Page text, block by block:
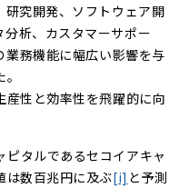
研究開発、ソフトウェア開
析、カスタマーサポー
業務機能に幅広い影響を与
性と効率性を飛躍的に向
タルであるセコイアキャ
は数百兆円に及ぶ[i] と予測